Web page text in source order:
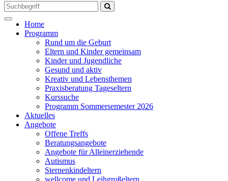
Toggle
navigation
Home
Programm
Rund um die Geburt
Eltern und Kinder gemeinsam
Kinder und Jugendliche
Gesund und aktiv
Kreativ und Lebensthemen
Praxisberatung Tageseltern
Kurssuche
Programm Sommersemester 2026
Aktuelles
Angebote
Offene Treffs
Beratungsangebote
Angebote für Alleinerziehende
Autismus
Sternenkindeltern
wellcome und Leihgroßeltern